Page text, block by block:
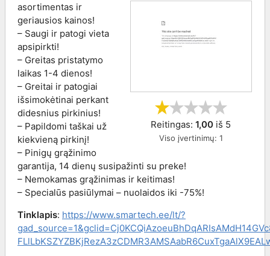
Reitingas: 1,00 iš 5
Viso įvertinimų: 1
asortimentas ir
geriausios kainos!
– Saugi ir patogi vieta
apsipirkti!
– Greitas pristatymo
laikas 1-4 dienos!
– Greitai ir patogiai
išsimokėtinai perkant
didesnius pirkinius!
– Papildomi taškai už
kiekvieną pirkinį!
– Pinigų grąžinimo
garantija, 14 dienų susipažinti su preke!
– Nemokamas grąžinimas ir keitimas!
– Specialūs pasiūlymai – nuolaidos iki -75%!
Tinklapis: https://www.smartech.ee/lt/?